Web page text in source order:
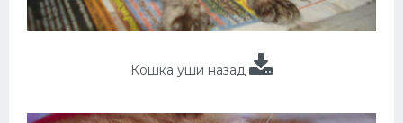
Кошка уши назад